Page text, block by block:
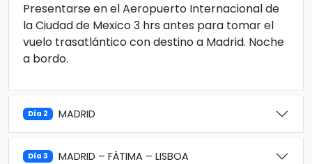
Presentarse en el Aeropuerto Internacional de
la Ciudad de Mexico 3 hrs antes para tomar el
vuelo trasatlántico con destino a Madrid. Noche
a bordo.
Día 2 MADRID
Día 3 MADRID – FÁTIMA – LISBOA